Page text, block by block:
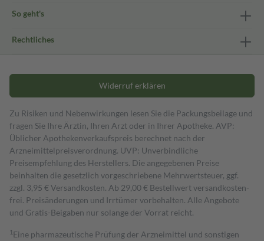
So geht's
Rechtliches
Widerruf erklären
Zu Risiken und Nebenwirkungen lesen Sie die Packungsbeilage und
fragen Sie Ihre Ärztin, Ihren Arzt oder in Ihrer Apotheke. AVP:
Üblicher Apothekenverkaufspreis berechnet nach der
Arzneimittelpreisverordnung. UVP: Unverbindliche
Preisempfehlung des Herstellers. Die angegebenen Preise
beinhalten die gesetzlich vorgeschriebene Mehrwertsteuer, ggf.
zzgl. 3,95 € Versandkosten. Ab 29,00 € Bestell­wert versand­kosten­
frei. Preisänderungen und Irrtümer vorbehalten. Alle Angebote
und Gratis-Beigaben nur solange der Vorrat reicht.
1 Eine pharmazeutische Prüfung der Arzneimittel und sonstigen